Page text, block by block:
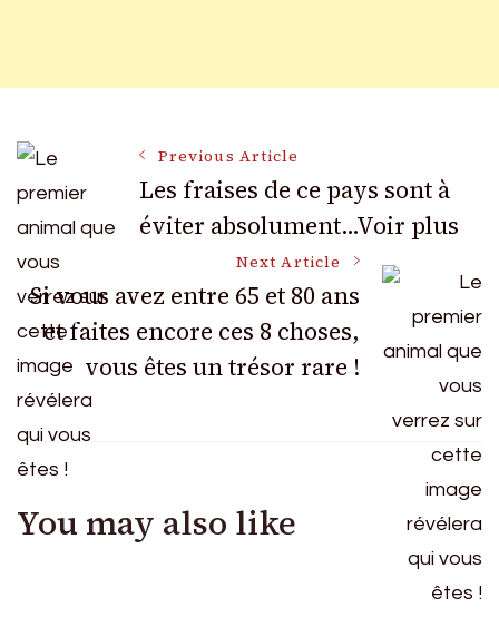
Post
Navigation
Previous Article
Les fraises de ce pays sont à
éviter absolument…Voir plus
Next Article
Si vous avez entre 65 et 80 ans
et faites encore ces 8 choses,
vous êtes un trésor rare !
You may also like